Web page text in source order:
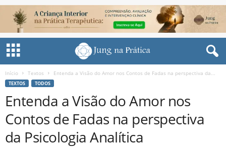
Início Textos Entenda a Visão do Amor nos Contos de Fadas na perspectiva da...
TEXTOS TODOS
Entenda a Visão do Amor nos
Contos de Fadas na perspectiva
da Psicologia Analítica